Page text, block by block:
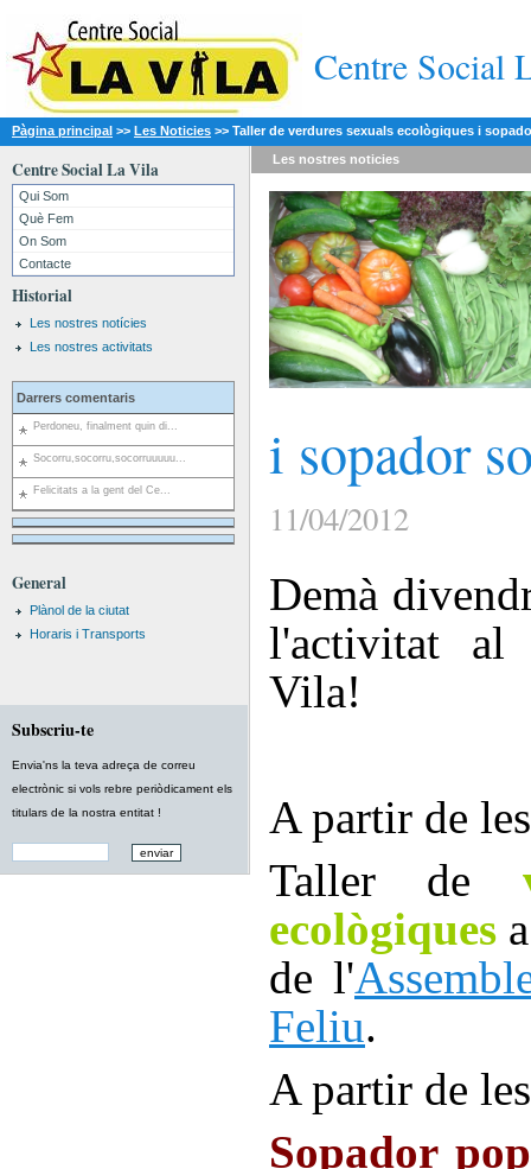
Centre Social
Pàgina principal >> Les Noticies >> Taller de verdures sexuals ecològiques i
Centre Social La Vila
Qui Som
Què Fem
On Som
Contacte
Historial
Les nostres notícies
Les nostres activitats
Darrers comentaris
Perdoneu, finalment quin di...
Socorru,socorru,socorruuuuu...
Felicitats a la gent del Ce...
General
Plànol de la ciutat
Horaris i Transports
Subscriu-te
Envia'ns la teva adreça de correu
electrònic si vols rebre periòdicament els
titulars de la nostra entitat !
Les nostres noticies
i sopador
11/04/2012
Demà
l'activitat al
Vila!
A partir de
Taller de
ecològiques
de l'
Feliu.
A partir de
Sopador